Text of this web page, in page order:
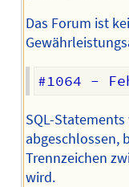
Das Forum ist
SQL-
abgeschlossen,
Trennzeichen
wird.